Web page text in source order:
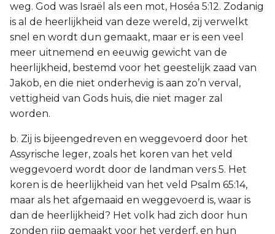
weg. God was Israël als een mot, Hoséa 5:12. Zodanig
is al de heerlijkheid van deze wereld, zij verwelkt
snel en wordt dun gemaakt, maar er is een veel
meer uitnemend en eeuwig gewicht van de
heerlijkheid, bestemd voor het geestelijk zaad van
Jakob, en die niet onderhevig is aan zo’n verval,
vettigheid van Gods huis, die niet mager zal
worden.
b. Zij is bijeengedreven en weggevoerd door het
Assyrische leger, zoals het koren van het veld
weggevoerd wordt door de landman vers 5. Het
koren is de heerlijkheid van het veld Psalm 65:14,
maar als het afgemaaid en weggevoerd is, waar is
dan de heerlijkheid? Het volk had zich door hun
zonden rijp gemaakt voor het verderf, en hun